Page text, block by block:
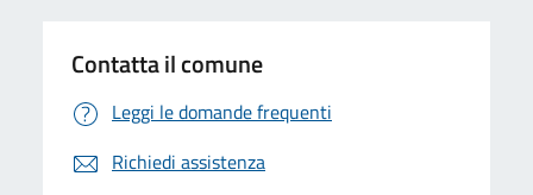
Contatta il comune
Leggi le domande frequenti
Richiedi assistenza